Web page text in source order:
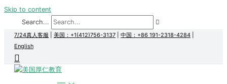
Skip to content
Search...
7/24真人客服 美国：+1(412)756-3137 中国：+86 191-2318-4284
English